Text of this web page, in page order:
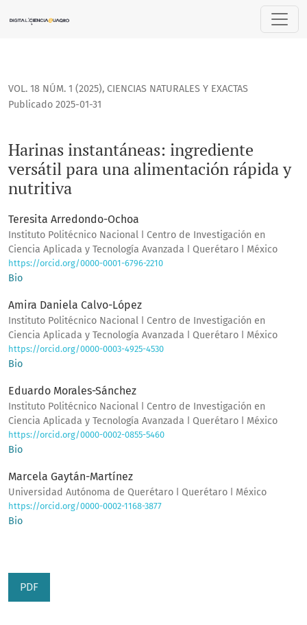
Harinas instantáneas: ingrediente versátil para una
VOL. 18 NÚM. 1 (2025), CIENCIAS NATURALES Y EXACTAS
Harinas instantáneas: ingrediente
versátil para una alimentación rápida y
nutritiva
Publicado 2025-01-31
Teresita Arredondo-Ochoa
Instituto Politécnico Nacional ǀ Centro de Investigación en
Ciencia Aplicada y Tecnología Avanzada ǀ Querétaro ǀ México
https://orcid.org/0000-0001-6796-2210
Bio
Amira Daniela Calvo-López
Instituto Politécnico Nacional ǀ Centro de Investigación en
Ciencia Aplicada y Tecnología Avanzada ǀ Querétaro ǀ México
https://orcid.org/0000-0003-4925-4530
Bio
Eduardo Morales-Sánchez
Instituto Politécnico Nacional ǀ Centro de Investigación en
Ciencia Aplicada y Tecnología Avanzada ǀ Querétaro ǀ México
https://orcid.org/0000-0002-0855-5460
Bio
Marcela Gaytán-Martínez
Universidad Autónoma de Querétaro ǀ Querétaro ǀ México
https://orcid.org/0000-0002-1168-3877
Bio
PDF